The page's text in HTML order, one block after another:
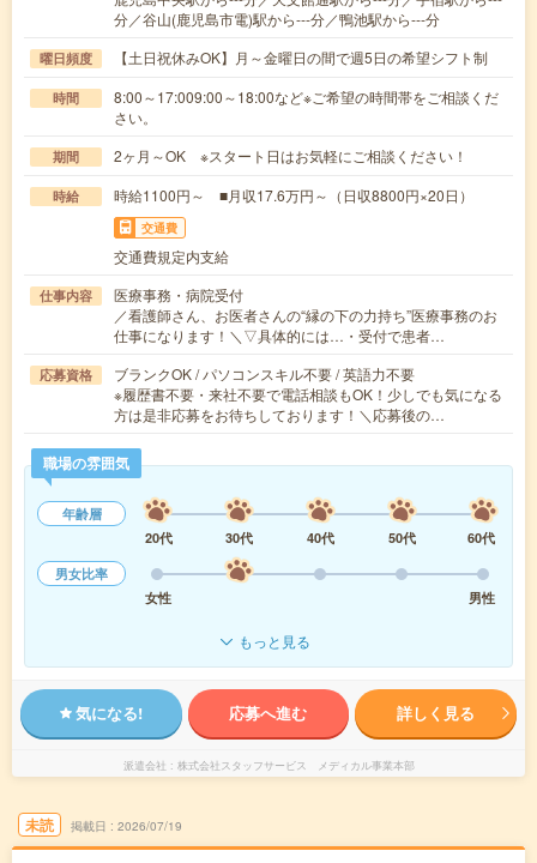
分／谷山(鹿児島市電)駅から---分／鴨池駅から---分
曜日頻度 【土日祝休みOK】月～金曜日の間で週5日の希望シフト制
時間
8:00～17:009:00～18:00など※ご希望の時間帯をご相談くだ
さい。
期間 2ヶ月～OK ※スタート日はお気軽にご相談ください！
時給 時給1100円～ ■月収17.6万円～（日収8800円×20日）
交通費
交通費規定内支給
仕事内容
医療事務・病院受付
／看護師さん、お医者さんの“縁の下の力持ち”医療事務のお
仕事になります！＼▽具体的には…・受付で患者…
応募資格
ブランクOK / パソコンスキル不要 / 英語力不要
※履歴書不要・来社不要で電話相談もOK！少しでも気になる
方は是非応募をお待ちしております！＼応募後の…
職場の雰囲気
年齢層
20代
30代 40代 50代
60代
男女比率
女性
男性
もっと見る
気になる! 応募へ進む 詳しく見る
派遣会社 株式会社スタッフサービス メディカル事業本部
未読 掲載日 2026/07/19